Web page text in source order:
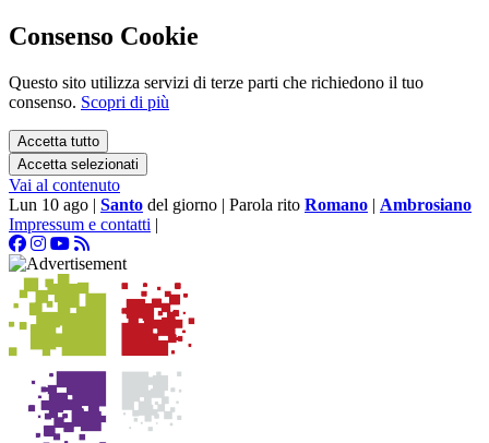
Consenso Cookie
Questo sito utilizza servizi di terze parti che richiedono il tuo
consenso. Scopri di più
Accetta tutto
Accetta selezionati
Vai al contenuto
Lun 10 ago | Santo del giorno | Parola rito Romano | Ambrosiano
Impressum e contatti |